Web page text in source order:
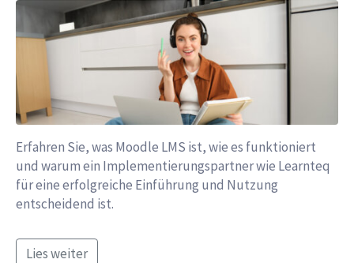
Erfahren Sie, was Moodle LMS ist, wie es funktioniert
und warum ein Implementierungspartner wie Learnteq
für eine erfolgreiche Einführung und Nutzung
entscheidend ist.
Lies weiter